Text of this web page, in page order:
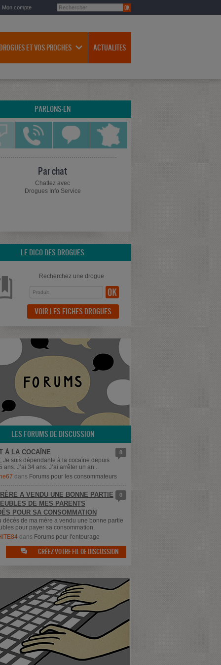
Mon compte
DROGUES ET VOS PROCHES ACTUALITES
PARLONS-EN
Par chat
Chattez avec
Drogues Info Service
LE DICO DES DROGUES
Recherchez une drogue
VOIR LES FICHES DROGUES
LES FORUMS DE DISCUSSION
8
À LA COCAÏNE
Je suis dépendante à la cocaïne depuis
ans. J’ai 34 ans. J’ai arrêter un an...
dans Forums pour les consommateurs
0
A VENDU UNE BONNE PARTIE
DE MES PARENTS
POUR SA CONSOMMATION
décès de ma mère a vendu une bonne partie
pour payer sa consommation.
dans Forums pour l'entourage
 CRÉEZ VOTRE FIL DE DISCUSSION